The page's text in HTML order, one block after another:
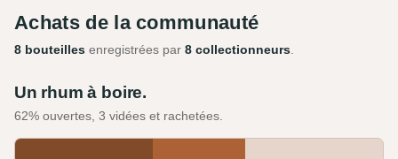
Achats de la communauté
8 bouteilles enregistrées par 8 collectionneurs.
Un rhum à boire.
62% ouvertes, 3 vidées et rachetées.